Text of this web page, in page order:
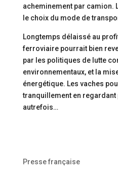
acheminement par camion.
le choix du mode de
Longtemps délaissé au
ferroviaire pourrait bien
par les politiques de lutte
environnementaux, et la
énergétique. Les vaches
tranquillement en
autrefois…
Presse française